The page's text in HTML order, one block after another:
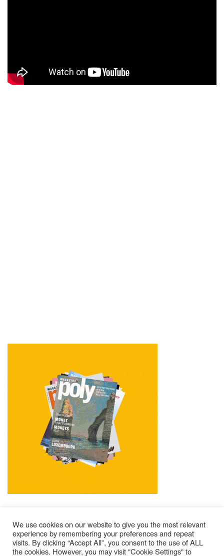
Mentions Légales Contacts
Où Trouver Poly ?
We use cookies on our website to give you the most relevant
experience by remembering your preferences and repeat
visits. By clicking “Accept All”, you consent to the use of ALL
the cookies. However, you may visit "Cookie Settings" to